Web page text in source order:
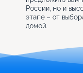
России, но и
этапе – от
домой.